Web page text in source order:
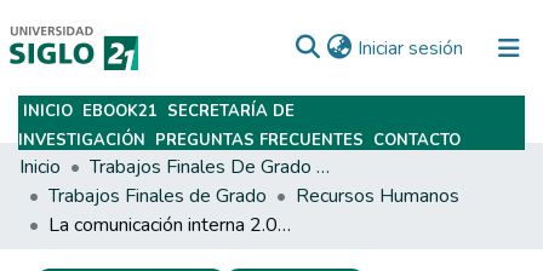
Iniciar sesión (current)
Subir
INICIO EBOOK21 SECRETARÍA DE
INVESTIGACIÓN PREGUNTAS FRECUENTES CONTACTO
Inicio
Trabajos Finales De Grado Y Posgrado
Trabajos Finales de Grado
Recursos Humanos
La comunicación interna 2.0 y el liderazgo coach como herramientas de Administración Estratégica. Caso Lozada Viajes